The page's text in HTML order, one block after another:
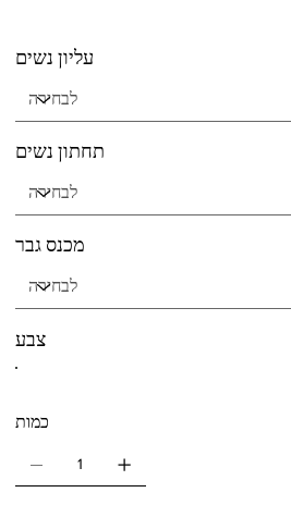
עליון נשים
תחתון נשים
מכנס גבר
צבע
כמות